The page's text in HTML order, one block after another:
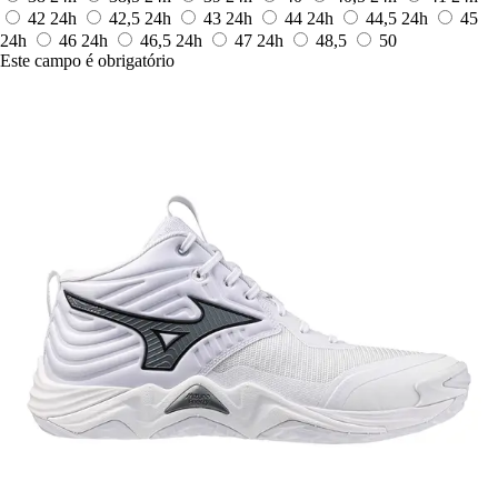
42 24h 42,5 24h 43 24h 44 24h 44,5 24h
45
24h
46 24h 46,5 24h 47 24h 48,5
50
Este campo é obrigatório